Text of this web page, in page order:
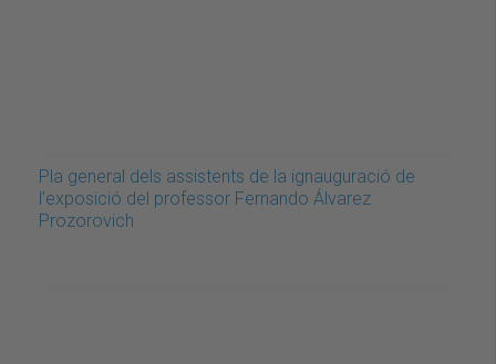
Pla general dels assistents de la ignauguració de
l’exposició del professor Fernando Álvarez
Prozorovich